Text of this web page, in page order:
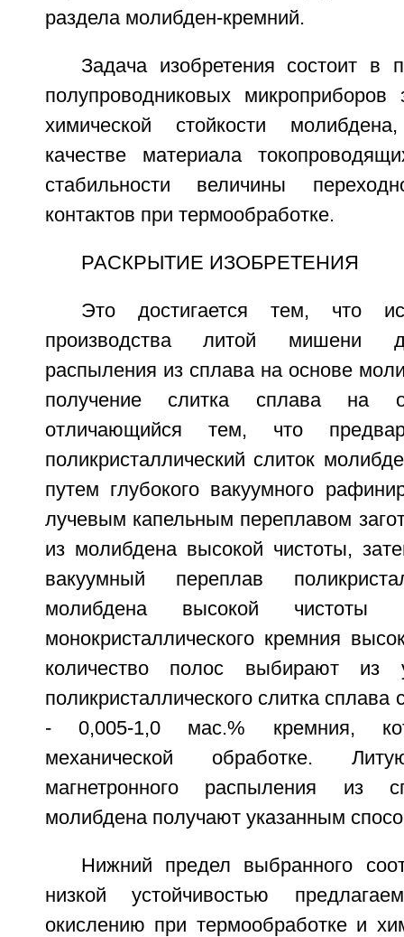
раздела молибден-кремний.
Задача изобретения состоит в
полупроводниковых
химической стойкости
качестве материала
стабильности величины
контактов при термообработке.
РАСКРЫТИЕ ИЗОБРЕТЕНИЯ
Это достигается тем, что
производства литой мишени
распыления из сплава на основе
получение слитка сплава на
отличающийся тем, что
поликристаллический слиток
путем глубокого вакуумного
лучевым капельным переплавом
из молибдена высокой чистоты,
вакуумный переплав
молибдена высокой
монокристаллического кремния
количество полос выбирают из
поликристаллического слитка
- 0,005-1,0 мас.% кремния,
механической обработке.
магнетронного распыления из
молибдена получают указанным
Нижний предел выбранного
низкой устойчивостью
окислению при термообработке и